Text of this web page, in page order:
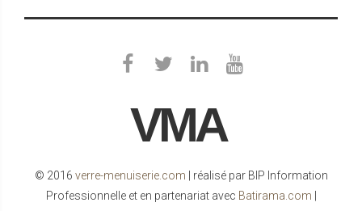
toujours plus, les industriels concentrant
les performances.
Tous à Artibat !
VMA
© 2016 verre-menuiserie.com | réalisé par BIP Information
Professionnelle et en partenariat avec Batirama.com